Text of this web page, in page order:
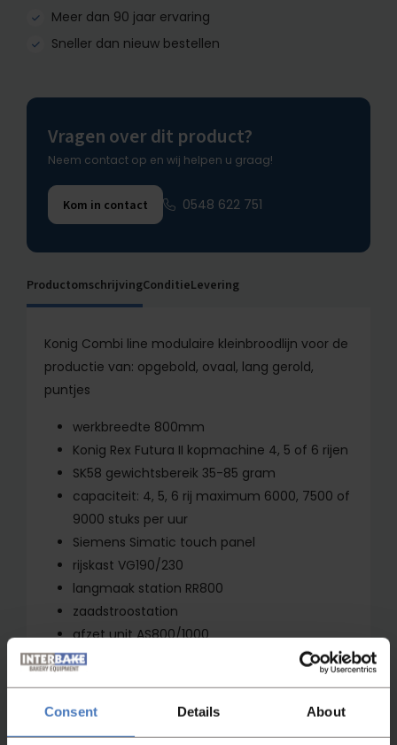
Consent Details About
Meer dan 90 jaar ervaring
Sneller dan nieuw bestellen
Vragen over dit product?
Neem contact op en wij helpen u graag!
Kom in contact 0548 622 751
ProductomschrijvingConditieLevering
Konig Combi line modulaire kleinbroodlijn voor de
productie van: opgebold, ovaal, lang gerold,
puntjes
werkbreedte 800mm
Konig Rex Futura II kopmachine 4, 5 of 6 rijen
SK58 gewichtsbereik 35-85 gram
capaciteit: 4, 5, 6 rij maximum 6000, 7500 of
9000 stuks per uur
Siemens Simatic touch panel
rijskast VG190/230
langmaak station RR800
zaadstroostation
afzet unit AS800/1000
bouwjaar 2007